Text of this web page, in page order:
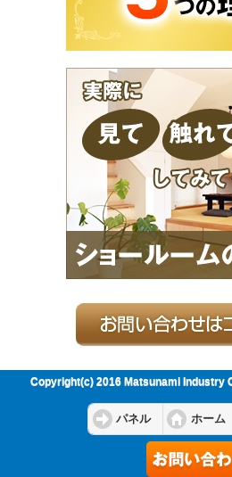
Copyright(c) 2016 Matsunami Industry
パネル ホーム